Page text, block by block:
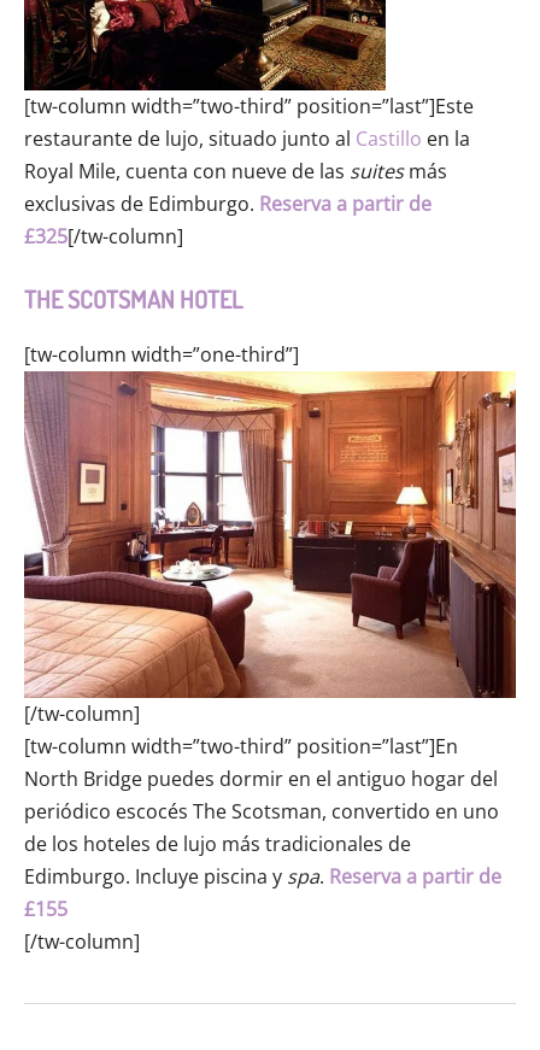
[tw-column width=”two-third” position=”last”]Este
restaurante de lujo, situado junto al Castillo en la
Royal Mile, cuenta con nueve de las suitesmás
exclusivas de Edimburgo. Reserva a partir de
£325[/tw-column]
THE SCOTSMAN HOTEL
[tw-column width=”one-third”]
[/tw-column]
[tw-column width=”two-third” position=”last”]En
North Bridge puedes dormir en el antiguo hogar del
periódico escocés The Scotsman, convertido en uno
de los hoteles de lujo más tradicionales de
Edimburgo. Incluye piscina y spa. Reserva a partir de
£155
[/tw-column]